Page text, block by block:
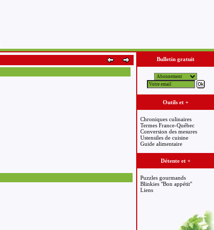
Bulletin gratuit
Outils et +
Chroniques culinaires
Termes France-Québec
Conversion des mesures
Ustensiles de cuisine
Guide alimentaire
Détente et +
Puzzles gourmands
Blinkies "Bon appétit"
Liens